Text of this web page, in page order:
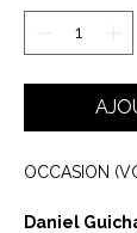
OCCASION
Daniel